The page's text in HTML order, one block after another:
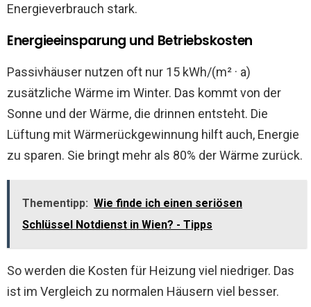
Energieverbrauch stark.
Energieeinsparung und Betriebskosten
Passivhäuser nutzen oft nur 15 kWh/(m² · a)
zusätzliche Wärme im Winter. Das kommt von der
Sonne und der Wärme, die drinnen entsteht. Die
Lüftung mit Wärmerückgewinnung hilft auch, Energie
zu sparen. Sie bringt mehr als 80% der Wärme zurück.
Thementipp: Wie finde ich einen seriösen
Schlüssel Notdienst in Wien? - Tipps
So werden die Kosten für Heizung viel niedriger. Das
ist im Vergleich zu normalen Häusern viel besser.